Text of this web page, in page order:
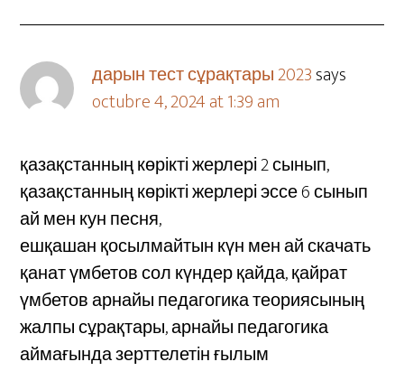
дарын тест сұрақтары 2023says
octubre 4, 2024 at 1:39 am
қазақстанның көрікті жерлері 2 сынып,
қазақстанның көрікті жерлері эссе 6 сынып
ай мен кун песня,
ешқашан қосылмайтын күн мен ай скачать
қанат үмбетов сол күндер қайда, қайрат
үмбетов арнайы педагогика теориясының
жалпы сұрақтары, арнайы педагогика
аймағында зерттелетін ғылым